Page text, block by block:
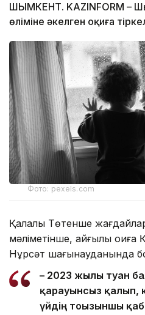
ШЫМКЕНТ. KAZINFORM –
өліміне әкелген оқиға
Фото: pexels.com
Қалалық Төтенше
мәліметінше, қайғылы
Нұрсәт шағынауданында
– 2023 жылы туған
қарауынсыз қалып,
үйдің тоғызыншы